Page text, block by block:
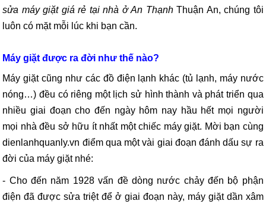
sửa máy giặt giá rẻ tại nhà ở An ThạnhThuận An, chúng tôi
luôn có mặt mỗi lúc khi bạn cần.
Máy giặt được ra đời như thế nào?
Máy giặt cũng như các đồ điện lạnh khác (tủ lạnh, máy nước
nóng…) đều có riêng một lịch sử hình thành và phát triển qua
nhiều giai đoạn cho đến ngày hôm nay hầu hết mọi người
mọi nhà đều sở hữu ít nhất một chiếc máy giặt. Mời bạn cùng
dienlanhquanly.vn điểm qua một vài giai đoạn đánh dấu sự ra
đời của máy giặt nhé:
- Cho đến năm 1928 vấn đề dòng nước chảy đến bộ phận
điện đã được sửa triệt để ở giai đoạn này, máy giặt dần xâm